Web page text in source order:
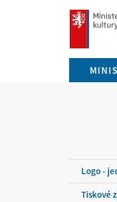
mkcr.cz
Logo -
Tiskové